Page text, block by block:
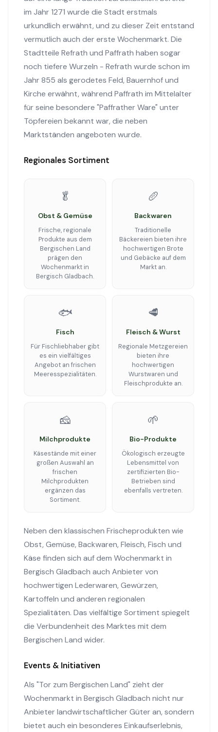
im Jahr 1271 wurde die Stadt erstmals
urkundlich erwähnt, und zu dieser Zeit entstand
vermutlich auch der erste Wochenmarkt. Die
Stadtteile Refrath und Paffrath haben sogar
noch tiefere Wurzeln - Refrath wurde schon im
Jahr 855 als gerodetes Feld, Bauernhof und
Kirche erwähnt, während Paffrath im Mittelalter
für seine besondere "Paffrather Ware" unter
Töpfereien bekannt war, die neben
Marktständen angeboten wurde.
Regionales Sortiment
🥬
Obst & Gemüse
Frische, regionale
Produkte aus dem
Bergischen Land
prägen den
Wochenmarkt in
Bergisch Gladbach.
🥖
Backwaren
Traditionelle
Bäckereien bieten ihre
hochwertigen Brote
und Gebäcke auf dem
Markt an.
🐟
Fisch
Für Fischliebhaber gibt
es ein vielfältiges
Angebot an frischen
Meeresspezialitäten.
🥩
Fleisch & Wurst
Regionale Metzgereien
bieten ihre
hochwertigen
Wurstwaren und
Fleischprodukte an.
🧀
Milchprodukte
Käsestände mit einer
großen Auswahl an
frischen
Milchprodukten
ergänzen das
Sortiment.
🌱
Bio-Produkte
Ökologisch erzeugte
Lebensmittel von
zertifizierten Bio-
Betrieben sind
ebenfalls vertreten.
Neben den klassischen Frischeprodukten wie
Obst, Gemüse, Backwaren, Fleisch, Fisch und
Käse finden sich auf dem Wochenmarkt in
Bergisch Gladbach auch Anbieter von
hochwertigen Lederwaren, Gewürzen,
Kartoffeln und anderen regionalen
Spezialitäten. Das vielfältige Sortiment spiegelt
die Verbundenheit des Marktes mit dem
Bergischen Land wider.
Events & Initiativen
Als "Tor zum Bergischen Land" zieht der
Wochenmarkt in Bergisch Gladbach nicht nur
Anbieter landwirtschaftlicher Güter an, sondern
bietet auch ein besonderes Einkaufserlebnis,